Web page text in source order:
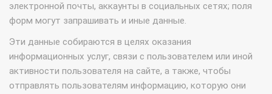
электронной почты, аккаунты в социальных сетях; поля
форм могут запрашивать и иные данные.
Эти данные собираются в целях оказания
информационных услуг, связи с пользователем или иной
активности пользователя на сайте, а также, чтобы
отправлять пользователям информацию, которую они